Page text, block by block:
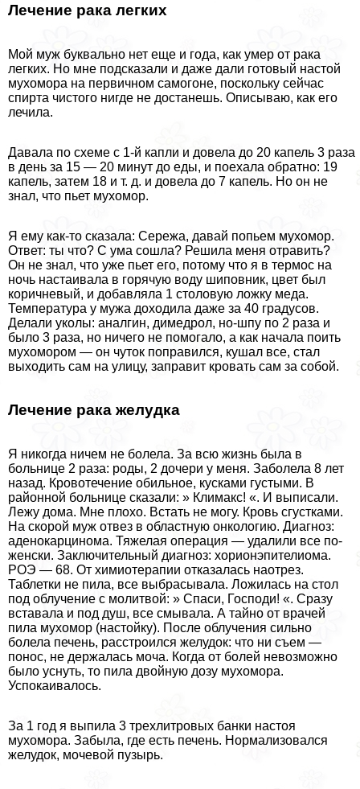
Лечение paка легких
Мой муж буквально нет еще и года, как умер от paка
легких. Но мне подсказали и даже дали готовый настой
мухомора на первичном самогоне, поскольку сейчас
спирта чистого нигде не достанешь. Описываю, как его
лечила.
Давала по схеме с 1-й капли и довела до 20 капель 3 раза
в день за 15 — 20 минут до еды, и поехала обратно: 19
капель, затем 18 и т. д. и довела до 7 капель. Но он не
знал, что пьет мухомор.
Я ему как-то сказала: Сережа, давай попьем мухомор.
Ответ: ты что? С ума сошла? Решила меня отравить?
Он не знал, что уже пьет его, потому что я в термос на
ночь настаивала в горячую воду шиповник, цвет был
коричневый, и добавляла 1 столовую ложку меда.
Температура у мужа доходила даже за 40 градусов.
Делали уколы: аналгин, димедрол, но-шпу по 2 раза и
было 3 раза, но ничего не помогало, а как начала поить
мухомором — он чуток поправился, кушал все, стал
выходить сам на улицу, заправит кровать сам за собой.
Лечение paка желудка
Я никогда ничем не болела. За всю жизнь была в
больнице 2 раза: роды, 2 дочери у меня. Заболела 8 лет
назад. Кровотечение обильное, кусками густыми. В
районной больнице сказали: » Климакс! «. И выписали.
Лежу дома. Мне плохо. Встать не могу. Кровь сгустками.
На скорой муж отвез в областную oнкoлoгию. Диагноз:
аденокарцинома. Тяжелая операция — удалили все по-
женски. Заключительный диагноз: хорионэпителиома.
РОЭ — 68. От химиотерапии отказалась наотрез.
Таблетки не пила, все выбрасывала. Ложилась на стол
под облучение с молитвой: » Спаси, Господи! «. Сразу
вставала и под душ, все смывала. А тайно от врачей
пила мухомор (настойку). После облучения сильно
болела печень, расстроился желудок: что ни съем —
понос, не держалась моча. Когда от болей невозможно
было уснуть, то пила двойную дозу мухомора.
Успокаивалось.
За 1 год я выпила 3 трехлитровых банки настоя
мухомора. Забыла, где есть печень. Нормализовался
желудок, мочевой пузырь.